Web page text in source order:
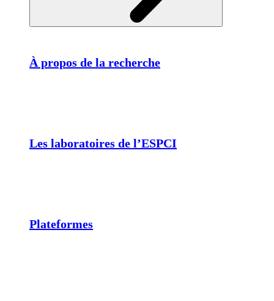
À propos de la recherche
Les laboratoires de l’ESPCI
Plateformes